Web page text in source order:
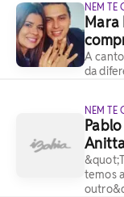
NEM TE
Mara
A
da
NEM TE
temos